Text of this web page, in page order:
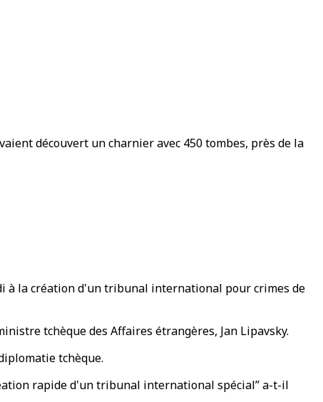
découvert un charnier avec 450 tombes, près de la
à la création d'un tribunal international pour crimes de
tchèque des Affaires étrangères, Jan Lipavsky.
tchèque.
rapide d'un tribunal international spécial” a-t-il